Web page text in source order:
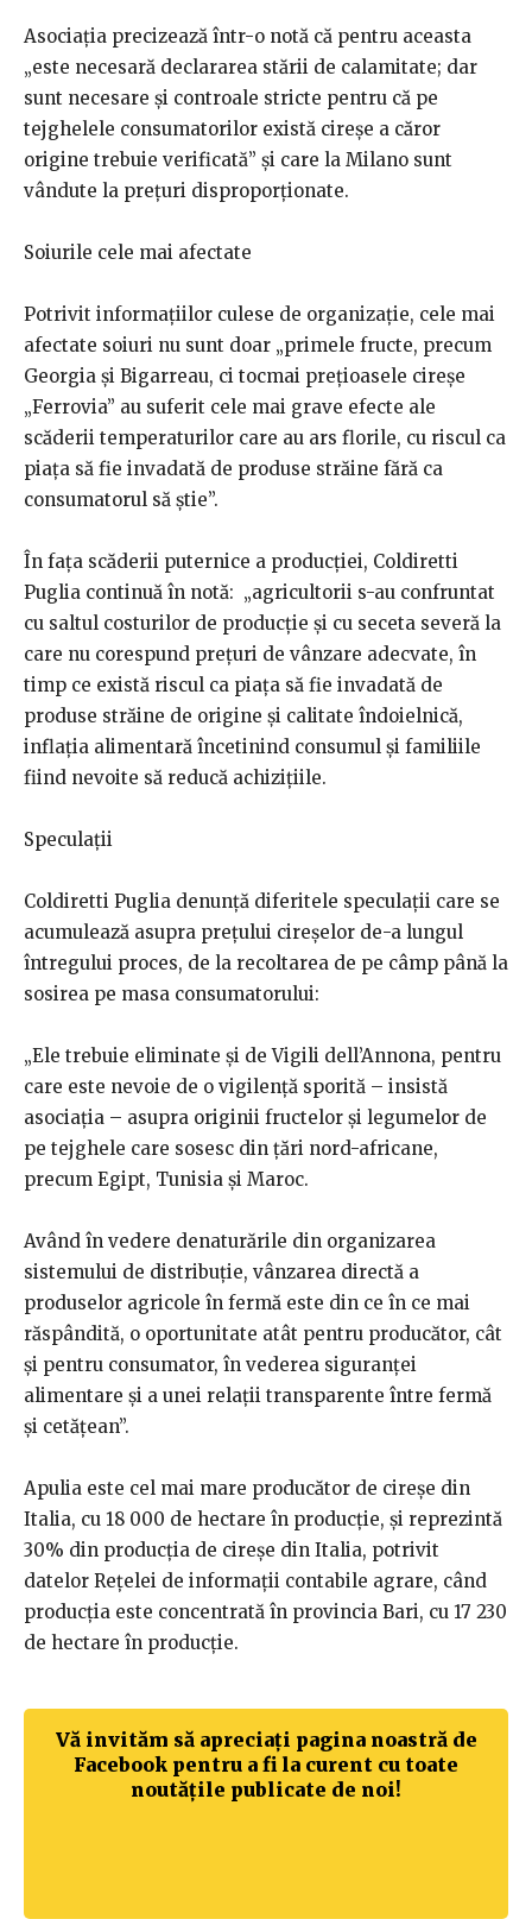
Asociația precizează într-o notă că pentru aceasta
„este necesară declararea stării de calamitate; dar
sunt necesare și controale stricte pentru că pe
tejghelele consumatorilor există cireșe a căror
origine trebuie verificată” și care la Milano sunt
vândute la prețuri disproporționate.
Soiurile cele mai afectate
Potrivit informațiilor culese de organizație, cele mai
afectate soiuri nu sunt doar „primele fructe, precum
Georgia și Bigarreau, ci tocmai prețioasele cireșe
„Ferrovia” au suferit cele mai grave efecte ale
scăderii temperaturilor care au ars florile, cu riscul ca
piața să fie invadată de produse străine fără ca
consumatorul să știe”.
În fața scăderii puternice a producției, Coldiretti
Puglia continuă în notă: „agricultorii s-au confruntat
cu saltul costurilor de producție și cu seceta severă la
care nu corespund prețuri de vânzare adecvate, în
timp ce există riscul ca piața să fie invadată de
produse străine de origine și calitate îndoielnică,
inflația alimentară încetinind consumul și familiile
fiind nevoite să reducă achizițiile.
Speculații
Coldiretti Puglia denunță diferitele speculații care se
acumulează asupra prețului cireșelor de-a lungul
întregului proces, de la recoltarea de pe câmp până la
sosirea pe masa consumatorului:
„Ele trebuie eliminate și de Vigili dell’Annona, pentru
care este nevoie de o vigilență sporită – insistă
asociația – asupra originii fructelor și legumelor de
pe tejghele care sosesc din țări nord-africane,
precum Egipt, Tunisia și Maroc.
Având în vedere denaturările din organizarea
sistemului de distribuție, vânzarea directă a
produselor agricole în fermă este din ce în ce mai
răspândită, o oportunitate atât pentru producător, cât
și pentru consumator, în vederea siguranței
alimentare și a unei relații transparente între fermă
și cetățean”.
Apulia este cel mai mare producător de cireșe din
Italia, cu 18 000 de hectare în producție, și reprezintă
30% din producția de cireșe din Italia, potrivit
datelor Rețelei de informații contabile agrare, când
producția este concentrată în provincia Bari, cu 17 230
de hectare în producție.
Vă invităm să apreciați pagina noastră de
Facebook pentru a fi la curent cu toate
noutățile publicate de noi!